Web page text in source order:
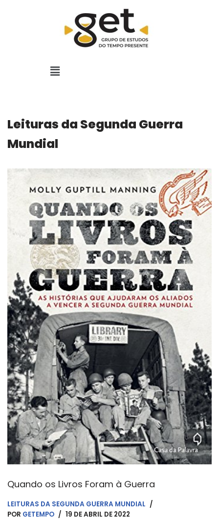
Leituras da Segunda Guerra
Mundial
Quando os Livros Foram à Guerra
LEITURAS DA SEGUNDA GUERRA MUNDIAL
POR GETEMPO 19 DE ABRIL DE 2022